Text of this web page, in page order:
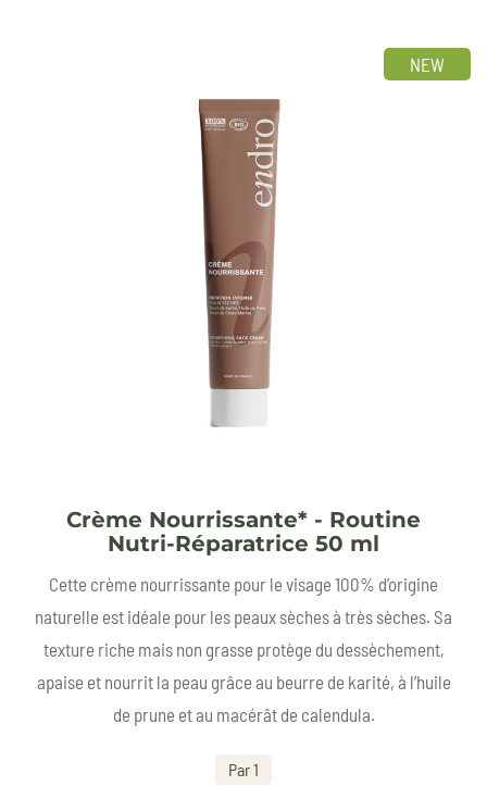
NEW
Crème Nourrissante* - Routine
Nutri-Réparatrice 50 ml
Cette crème nourrissante pour le visage 100% d’origine
naturelle est idéale pour les peaux sèches à très sèches. Sa
texture riche mais non grasse protège du dessèchement,
apaise et nourrit la peau grâce au beurre de karité, à l’huile
de prune et au macérât de calendula.
Par 1